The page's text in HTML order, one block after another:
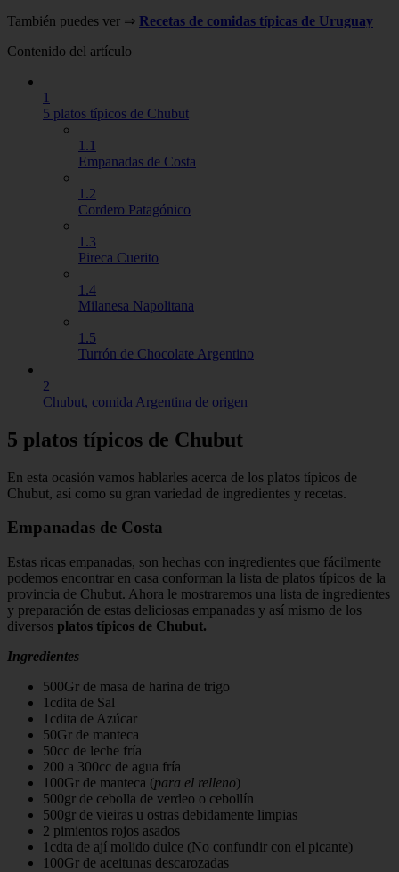
También puedes ver ⇒ Recetas de comidas típicas de Uruguay
Contenido del artículo
1
5 platos típicos de Chubut
1.1
Empanadas de Costa
1.2
Cordero Patagónico
1.3
Pireca Cuerito
1.4
Milanesa Napolitana
1.5
Turrón de Chocolate Argentino
2
Chubut, comida Argentina de origen
5 platos típicos de Chubut
En esta ocasión vamos hablarles acerca de los platos típicos de
Chubut, así como su gran variedad de ingredientes y recetas.
Empanadas de Costa
Estas ricas empanadas, son hechas con ingredientes que fácilmente
podemos encontrar en casa conforman la lista de platos típicos de la
provincia de Chubut. Ahora le mostraremos una lista de ingredientes
y preparación de estas deliciosas empanadas y así mismo de los
diversos platos típicos de Chubut.
Ingredientes
500Gr de masa de harina de trigo
1cdita de Sal
1cdita de Azúcar
50Gr de manteca
50cc de leche fría
200 a 300cc de agua fría
100Gr de manteca (para el relleno)
500gr de cebolla de verdeo o cebollín
500gr de vieiras u ostras debidamente limpias
2 pimientos rojos asados
1cdta de ají molido dulce (No confundir con el picante)
100Gr de aceitunas descarozadas